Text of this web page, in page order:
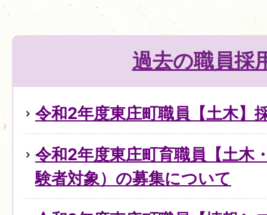
過去の職員採
令和2年度東庄町職員【土木】
令和2年度東庄町育職員【土木
験者対象）の募集について